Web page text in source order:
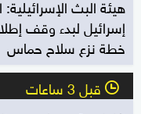
هيئة البث
إسرائيل لبدء وقف
خطة نزع سلاح حماس
l قبل 3 ساعات